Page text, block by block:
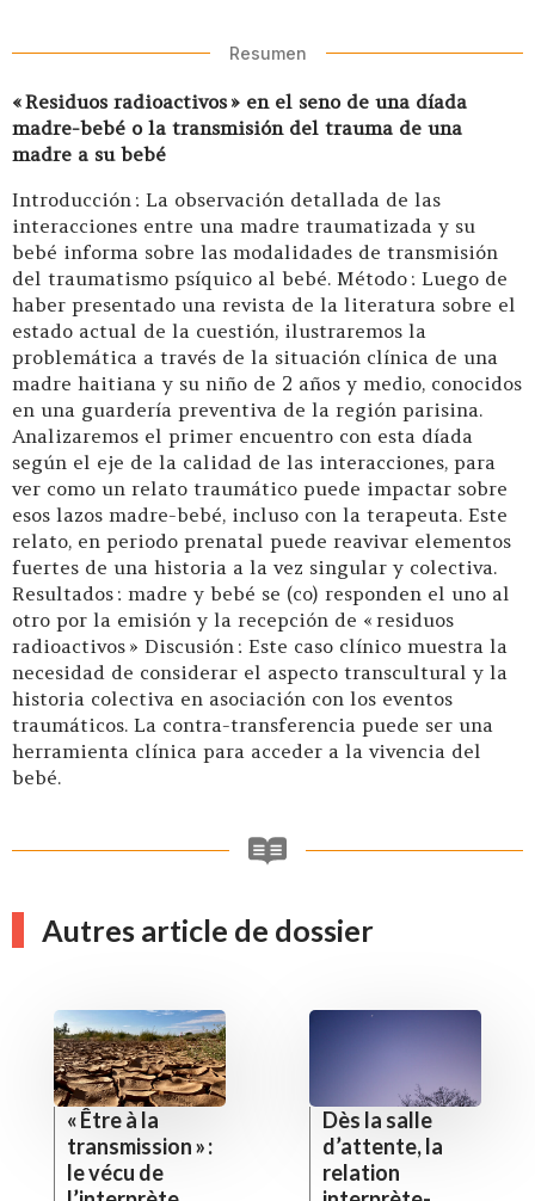
Resumen
« Residuos radioactivos » en el seno de una díada
madre-bebé o la transmisión del trauma de una
madre a su bebé
Introducción : La observación detallada de las
interacciones entre una madre traumatizada y su
bebé informa sobre las modalidades de transmisión
del traumatismo psíquico al bebé. Método : Luego de
haber presentado una revista de la literatura sobre el
estado actual de la cuestión, ilustraremos la
problemática a través de la situación clínica de una
madre haitiana y su niño de 2 años y medio, conocidos
en una guardería preventiva de la región parisina.
Analizaremos el primer encuentro con esta díada
según el eje de la calidad de las interacciones, para
ver como un relato traumático puede impactar sobre
esos lazos madre-bebé, incluso con la terapeuta. Este
relato, en periodo prenatal puede reavivar elementos
fuertes de una historia a la vez singular y colectiva.
Resultados : madre y bebé se (co) responden el uno al
otro por la emisión y la recepción de « residuos
radioactivos » Discusión : Este caso clínico muestra la
necesidad de considerar el aspecto transcultural y la
historia colectiva en asociación con los eventos
traumáticos. La contra-transferencia puede ser una
herramienta clínica para acceder a la vivencia del
bebé.
Autres article de dossier
« Être à la
transmission » :
le vécu de
Dès la salle
d’attente, la
relation